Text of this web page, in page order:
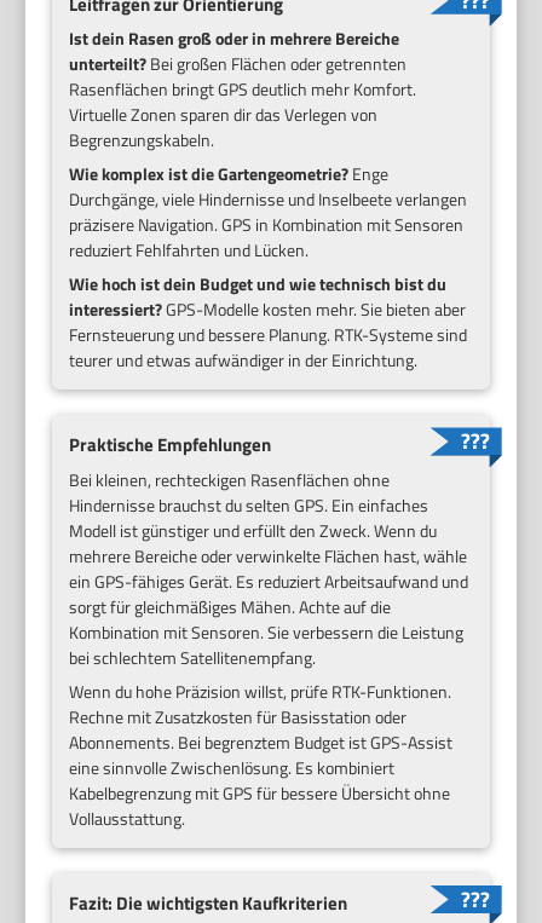
Ist dein Rasen groß oder in mehrere Bereiche
unterteilt?Bei großen Flächen oder getrennten
Rasenflächen bringt GPS deutlich mehr Komfort.
Virtuelle Zonen sparen dir das Verlegen von
Begrenzungskabeln.
Wie komplex ist die Gartengeometrie?Enge
Durchgänge, viele Hindernisse und Inselbeete verlangen
präzisere Navigation. GPS in Kombination mit Sensoren
reduziert Fehlfahrten und Lücken.
Wie hoch ist dein Budget und wie technisch bist du
interessiert?GPS-Modelle kosten mehr. Sie bieten aber
Fernsteuerung und bessere Planung. RTK-Systeme sind
teurer und etwas aufwändiger in der Einrichtung.
Praktische Empfehlungen
Bei kleinen, rechteckigen Rasenflächen ohne
Hindernisse brauchst du selten GPS. Ein einfaches
Modell ist günstiger und erfüllt den Zweck. Wenn du
mehrere Bereiche oder verwinkelte Flächen hast, wähle
ein GPS-fähiges Gerät. Es reduziert Arbeitsaufwand und
sorgt für gleichmäßiges Mähen. Achte auf die
Kombination mit Sensoren. Sie verbessern die Leistung
bei schlechtem Satellitenempfang.
Wenn du hohe Präzision willst, prüfe RTK-Funktionen.
Rechne mit Zusatzkosten für Basisstation oder
Abonnements. Bei begrenztem Budget ist GPS-Assist
eine sinnvolle Zwischenlösung. Es kombiniert
Kabelbegrenzung mit GPS für bessere Übersicht ohne
Vollausstattung.
Fazit: Die wichtigsten Kaufkriterien